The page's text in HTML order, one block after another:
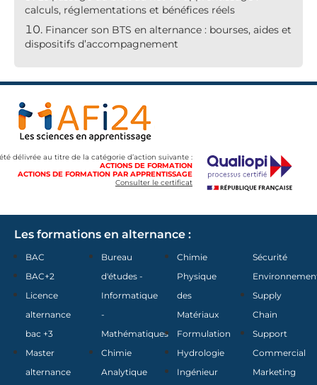
calculs, réglementations et bénéfices réels
Financer son BTS en alternance : bourses, aides et
dispositifs d’accompagnement
délivrée au titre de la catégorie d’action suivante :
ACTIONS DE FORMATION
ACTIONS DE FORMATION PAR APPRENTISSAGE
Consulter le certificat
Les formations en alternance :
BAC
BAC+2
Licence
alternance
bac +3
Master
alternance
Bureau
d'études -
Informatique
-
Mathématiques
Chimie
Analytique
Chimie
Physique
des
Matériaux
Formulation
Hydrologie
Ingénieur
Sécurité
Supply
Chain
Support
Commercial
Marketing